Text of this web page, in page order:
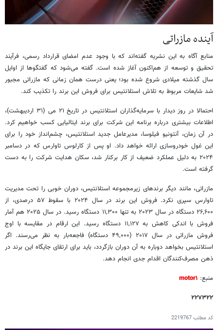
آینده مازراتی
منابع آگاه به این نشریه گفته‌اند که با وجود عدم امضای قرارداد رسمی، فرآیند
تحقیق و توسعه از هم‌اکنون آغاز شده است. گفته می‌شود که گفتگوها از اوایل
سال گذشته میلادی شروع شده بود؛ یعنی درست همان زمانی که مازراتی مجبور
شد شایعات مربوط به تلاش استلانتیس برای فروش این برند را تکذیب کند.
احتمالا در روز دیدار با سرمایه‌گذاران استلانتیس در تاریخ ۲۱ می (۳۱ اردیبهشت)،
اطلاعات بیشتری درباره برنامه این شرکت برای برند ایتالیایی کسب خواهیم کرد.
در آن زمان، آنتونیو فیلوسا، مدیرعامل جدید استلانتیس، چشم‌انداز خود را برای
این غول خودروسازی ارائه خواهد داد. او پس از کارلوس تاوارس که در دسامبر
۲۰۲۴ به دلیل عملکرد ضعیف از کار برکنار شد، سکان هدایت شرکت را به دست
گرفته است.
مازراتی، مانند دیگر برندهای زیرمجموعه استلانتیس، دوران خوبی را تحت مدیریت
تاوارس سپری نکرد. فروش این برند در سال ۲۰۲۴ با سقوط ۵۷ درصدی، از
۲۶,۶۰۰ دستگاه در سال ۲۰۲۳ به تنها ۱۱,۳۰۰ دستگاه رسید. در سال ۲۰۲۵ هم آمار
فروش با اندکی کاهش به ۱۱,۱۲۷ دستگاه رسید. این ارقام در مقایسه با اوج
فروش مازراتی در سال ۲۰۱۷ (۴۹,۰۰۰ دستگاه) فاجعه‌بار به نظر می‌رسند. اگر
استلانتیس بخواهد دوباره به آن دوران بازگردد، باید برای ارتقای جایگاه این برند در
ذهن مصرف‌کنندگان اقدام جدی انجام دهد.
منبع: motor۱
۲۲۷۳۲۲
کد مطلب2219767